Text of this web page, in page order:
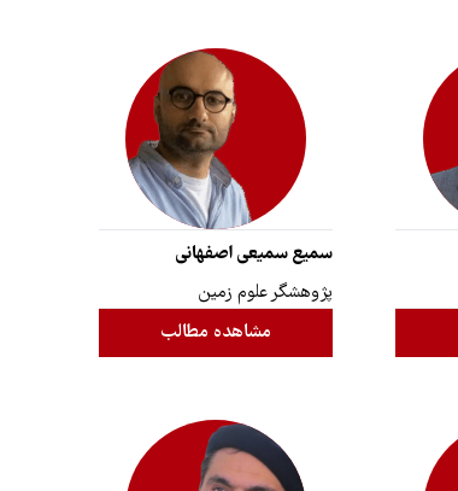
سمیع سمیعی اصفهانی
پژوهشگر علوم زمین
مشاهده مطالب